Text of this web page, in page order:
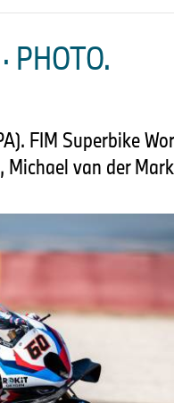
PHOTO.
FIM Superbike
Michael van der